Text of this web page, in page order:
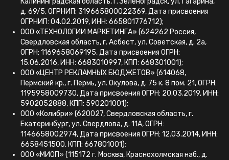
д. 69/5, ОГРНИП: 319665800022369, Дата присвоения
ОГРНИП: 04.02.2019, ИНН: 665801776712);
ООО «ТЕХНОЛОГИИ МАРКЕТИНГА» (624262 Россия,
Свердловская область, г. Асбест, ул. Советская, д. 2а,
ОГРН: 1169658069195, Дата присвоения ОГРН:
15.06.2016, ИНН: 6683010997, КПП: 668301001);
ООО «ЦЕНТР РЕКЛАМНЫХ БЮДЖЕТОВ» (614068,
Пермский кр., г. Пермь, ул. Окулова, д. 75 к. 8 пом. 21, ОГРН:
1195958009730, Дата присвоения ОГРН: 20.03.2019, ИНН:
5902052888, КПП: 590201001);
ООО «Колибри» (620027, Свердловская область, г.
Екатеринбург, ул. Свердлова, д. 11А, ОГРН:
1146658002974, Дата присвоения ОГРН: 12.03.2014, ИНН:
6658451500, КПП: 667801001);
ООО «МИОП» (115172 г. Москва, Краснохолмская наб., д.